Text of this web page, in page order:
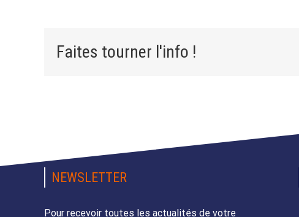
Faites tourner l'info !
NEWSLETTER
Pour recevoir toutes les actualités de votre